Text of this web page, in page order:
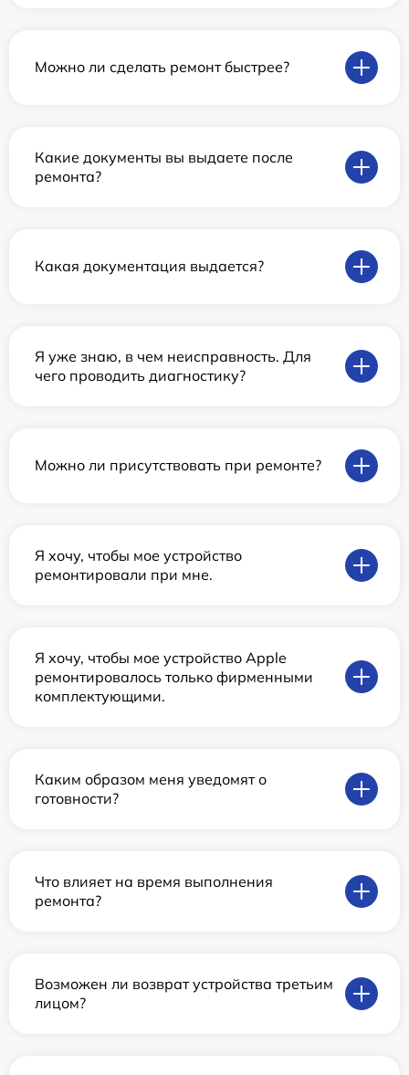
Можно ли сделать ремонт быстрее?
Какие документы вы выдаете после
ремонта?
Какая документация выдается?
Я уже знаю, в чем неисправность. Для
чего проводить диагностику?
Можно ли присутствовать при ремонте?
Я хочу, чтобы мое устройство
ремонтировали при мне.
Я хочу, чтобы мое устройство Apple
ремонтировалось только фирменными
комплектующими.
Каким образом меня уведомят о
готовности?
Что влияет на время выполнения
ремонта?
Возможен ли возврат устройства третьим
лицом?